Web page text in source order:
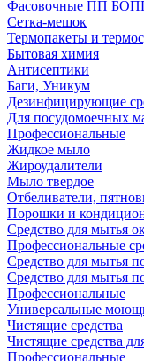
Фасовочные ПП
Сетка-мешок
Термопакеты и
Бытовая химия
Антисептики
Баги, Уникум
Дезинфицирующие
Для посудомоечных
Профессиональные
Жидкое мыло
Жироудалители
Мыло твердое
Отбеливатели,
Порошки и
Средство для мытья
Профессиональные
Средство для мытья
Средство для мытья
Профессиональные
Универсальные
Чистящие средства
Чистящие средства
Профессиональные